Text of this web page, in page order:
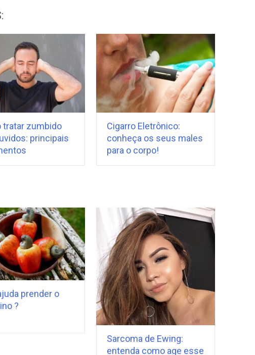
tratar zumbido
principais
Cigarro Eletrônico:
conheça os seus males
para o corpo!
prender o
?
Sarcoma de Ewing:
entenda como age esse